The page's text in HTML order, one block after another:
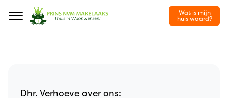
Navigation
Wat is mijn
huis waard?
Dhr. Verhoeve over ons: